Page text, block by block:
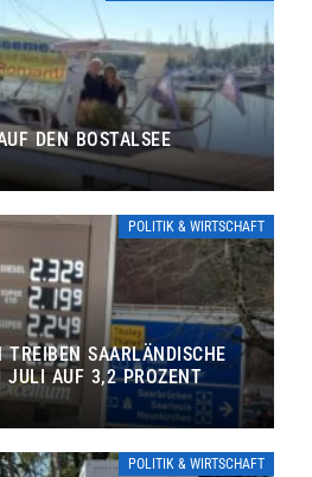
DEN BOSTALSEE
POLITIK & WIRTSCHAFT
SAARLÄNDISCHE
JULI AUF 3,2 PROZENT
POLITIK & WIRTSCHAFT